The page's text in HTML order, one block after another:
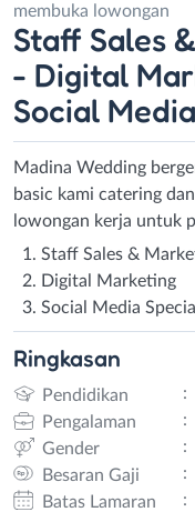
membuka lowongan
Staff Sales
- Digital
Social
Madina Wedding
basic kami catering
lowongan kerja untuk
Staff Sales &
Digital Marketing
Social Media
Ringkasan
Pendidikan :
Pengalaman
:
Gender
:
Besaran Gaji
:
Batas Lamaran
: